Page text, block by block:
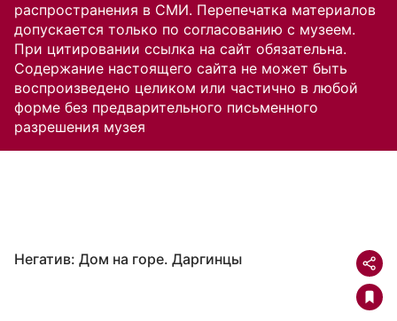
распространения в СМИ. Перепечатка материалов
допускается только по согласованию с музеем.
При цитировании ссылка на сайт обязательна.
Содержание настоящего сайта не может быть
воспроизведено целиком или частично в любой
форме без предварительного письменного
разрешения музея
Негатив: Дом на горе. Даргинцы